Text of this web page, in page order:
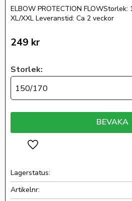
ELBOW PROTECTION FLOWStorlek:
XL/XXL Leveranstid: Ca 2 veckor
249 kr
Storlek:
150/170
Lägg till i favoriter
BEVAKA
Lagerstatus
Artikelnr